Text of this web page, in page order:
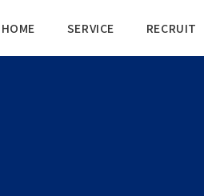
HOME SERVICE RECRUIT